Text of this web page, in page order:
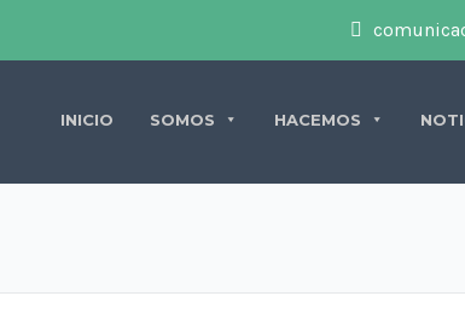
INICIO SOMOS HACEMOS